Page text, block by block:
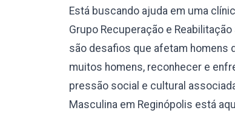
Está buscando ajuda em uma
Grupo Recuperação e
são desafios que afetam homens
muitos homens, reconhecer e
pressão social e cultural
Masculina em Reginópolis está